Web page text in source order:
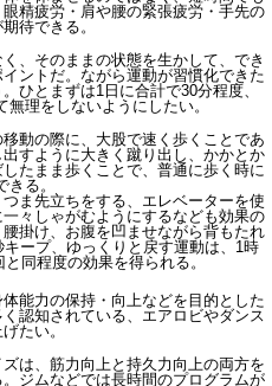
精疲労・肩や腰の緊張疲労・手先の
待できる。
、そのままの状態を生かして、でき
ントだ。ながら運動が習慣化できた
ひとまずは1日に合計で30分程度、
理をしないようにしたい。
動の際に、大股で速く歩くことであ
すように大きく蹴り出し、かかとか
たまま歩くことで、普通に歩く時に
る。
ま先立ちをする、エレベーターを使
々しゃがむようにするなども効果の
掛け、お腹を凹ませながら背もたれ
ープ、ゆっくりと戻す運動は、1時
同程度の効果を得られる。
能力の保持・向上などを目的とした
認知されている、エアロビやダンス
たい。
は、筋力向上と持久力向上の両方を
ジムなどでは長時間のプログラムが